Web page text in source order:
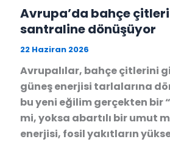
Avrupa’da bahçe
santraline dönüşüyor
22 Haziran 2026
Avrupalılar, bahçe çitlerini
güneş enerjisi tarlalarına
bu yeni eğilim gerçekten bir
mi, yoksa abartılı bir umut
enerjisi, fosil yakıtların